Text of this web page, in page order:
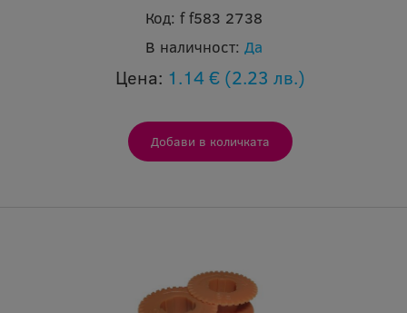
Код: f f583 2738
В наличност: Да
Цена: 1.14 € (2.23 лв.)